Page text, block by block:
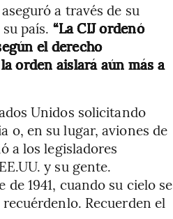
a través de su
país. “La CIJ ordenó
el derecho
orden aislará aún más a
Unidos solicitando
o, en su lugar, aviones de
a los legisladores
y su gente.
1941, cuando su cielo se
Recuerden el